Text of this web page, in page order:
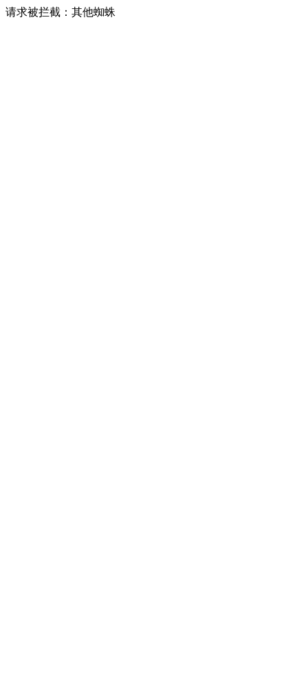
请求被拦截：其他蜘蛛